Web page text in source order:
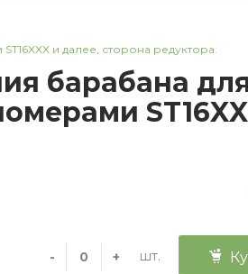
и далее, сторона редуктора.
барабана
- + шт.